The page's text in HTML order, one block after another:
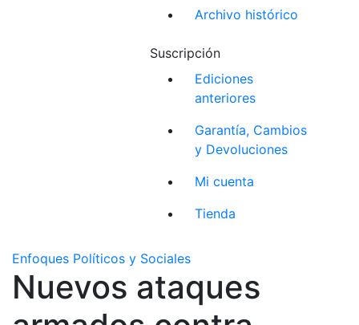
Archivo histórico
Suscripción
Ediciones
anteriores
Garantía, Cambios
y Devoluciones
Mi cuenta
Tienda
Enfoques Políticos y Sociales
Nuevos ataques